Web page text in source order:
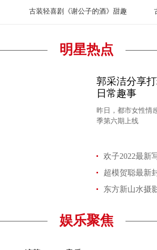
古装轻喜剧《谢公子的酒》甜趣
明星热点
郭采洁分享
日常趣事
昨日，都市女性情
季第六期上线
欢子2022最新
东方新山水摄
娱乐聚焦